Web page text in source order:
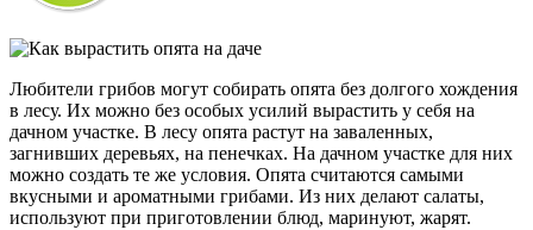
Любители грибов могут собирать опята без долгого хождения
в лесу. Их можно без особых усилий вырастить у себя на
дачном участке. В лесу опята растут на заваленных,
загнивших деревьях, на пенечках. На дачном участке для них
можно создать те же условия. Опята считаются самыми
вкусными и ароматными грибами. Из них делают салаты,
используют при приготовлении блюд, маринуют, жарят.